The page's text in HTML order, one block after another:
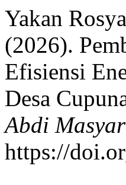
Yakan
(2026).
Efisiensi
Desa
Abdi
https://